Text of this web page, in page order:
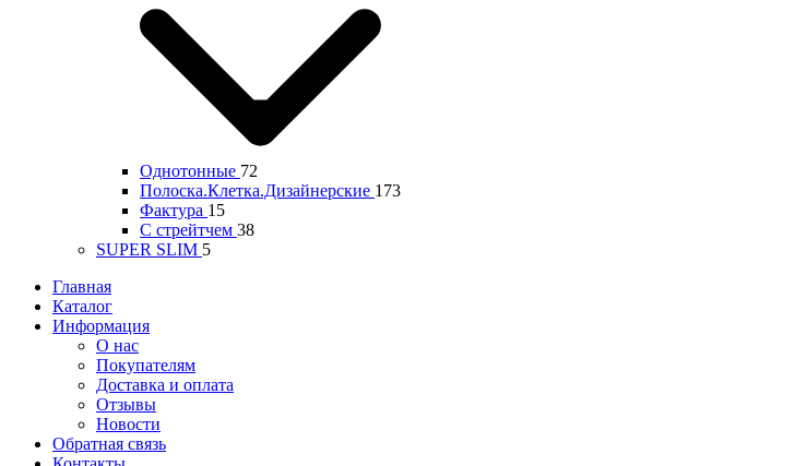
Однотонные 72
Полоска.Клетка.Дизайнерские 173
Фактура 15
С стрейтчем 38
SUPER SLIM 5
Главная
Каталог
Информация
О нас
Покупателям
Доставка и оплата
Отзывы
Новости
Обратная связь